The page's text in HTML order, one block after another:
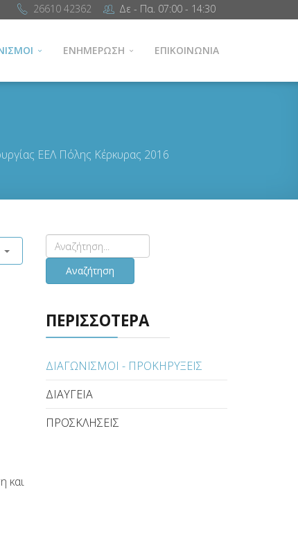
26610 42362 Δε - Πα. 07:00 - 14:30
ΕΝΗΜΕΡΩΣΗ ΕΠΙΚΟΙΝΩΝΙΑ
ΕΕΛ Πόλης Κέρκυρας 2016
και
Αναζήτηση
ΠΕΡΙΣΣΟΤΕΡΑ
ΔΙΑΓΩΝΙΣΜΟΙ - ΠΡΟΚΗΡΥΞΕΙΣ
ΔΙΑΥΓΕΙΑ
ΠΡΟΣΚΛΗΣΕΙΣ